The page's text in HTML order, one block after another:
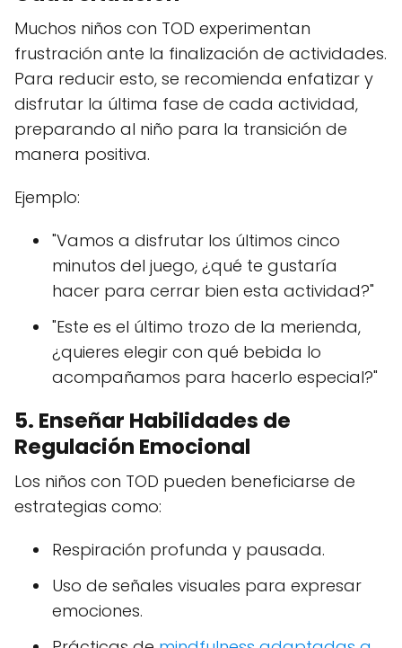
Muchos niños con TOD experimentan
frustración ante la finalización de actividades.
Para reducir esto, se recomienda enfatizar y
disfrutar la última fase de cada actividad,
preparando al niño para la transición de
manera positiva.
Ejemplo:
"Vamos a disfrutar los últimos cinco
minutos del juego, ¿qué te gustaría
hacer para cerrar bien esta actividad?"
"Este es el último trozo de la merienda,
¿quieres elegir con qué bebida lo
acompañamos para hacerlo especial?"
5. Enseñar Habilidades de
Regulación Emocional
Los niños con TOD pueden beneficiarse de
estrategias como:
Respiración profunda y pausada.
Uso de señales visuales para expresar
emociones.